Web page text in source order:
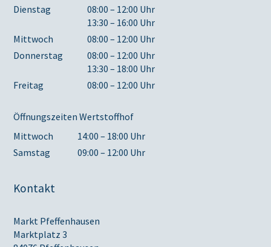
Dienstag
08:00 – 12:00 Uhr
13:30 – 16:00 Uhr
Mittwoch
08:00 – 12:00 Uhr
Donnerstag
08:00 – 12:00 Uhr
13:30 – 18:00 Uhr
Freitag
08:00 – 12:00 Uhr
Öffnungszeiten Wertstoffhof
Mittwoch
14:00 – 18:00 Uhr
Samstag
09:00 – 12:00 Uhr
Kontakt
Markt Pfeffenhausen
Marktplatz 3